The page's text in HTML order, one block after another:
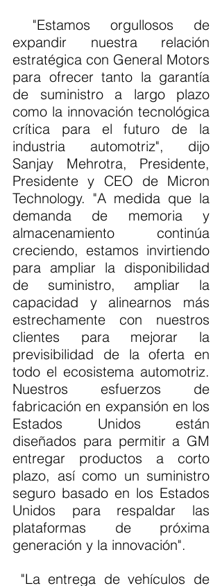
expandir nuestra relación
estratégica con General Motors
para ofrecer tanto la garantía
de suministro a largo plazo
como la innovación tecnológica
crítica para el futuro de la
industria automotriz", dijo
Sanjay Mehrotra, Presidente,
Presidente y CEO de Micron
Technology. "A medida que la
demanda de memoria y
almacenamiento continúa
creciendo, estamos invirtiendo
para ampliar la disponibilidad
de suministro, ampliar la
capacidad y alinearnos más
estrechamente con nuestros
clientes para mejorar la
previsibilidad de la oferta en
todo el ecosistema automotriz.
Nuestros esfuerzos de
fabricación en expansión en los
Estados Unidos están
diseñados para permitir a GM
entregar productos a corto
plazo, así como un suministro
seguro basado en los Estados
Unidos para respaldar las
plataformas de próxima
generación y la innovación".